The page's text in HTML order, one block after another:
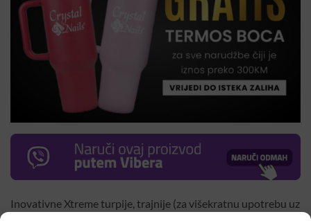
Inovativne Xtreme turpije, trajnije (za višekratnu upotrebu uz